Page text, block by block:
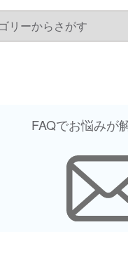
FAQでお悩みが